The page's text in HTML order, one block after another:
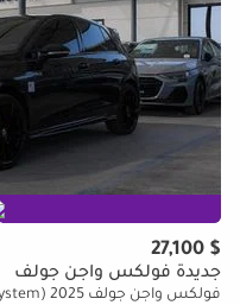
$ 27,100
جديدة فولكس واجن جولف
فولكس واجن جولف R-Line Kit Full Body Kit (Exhaust System) 2025